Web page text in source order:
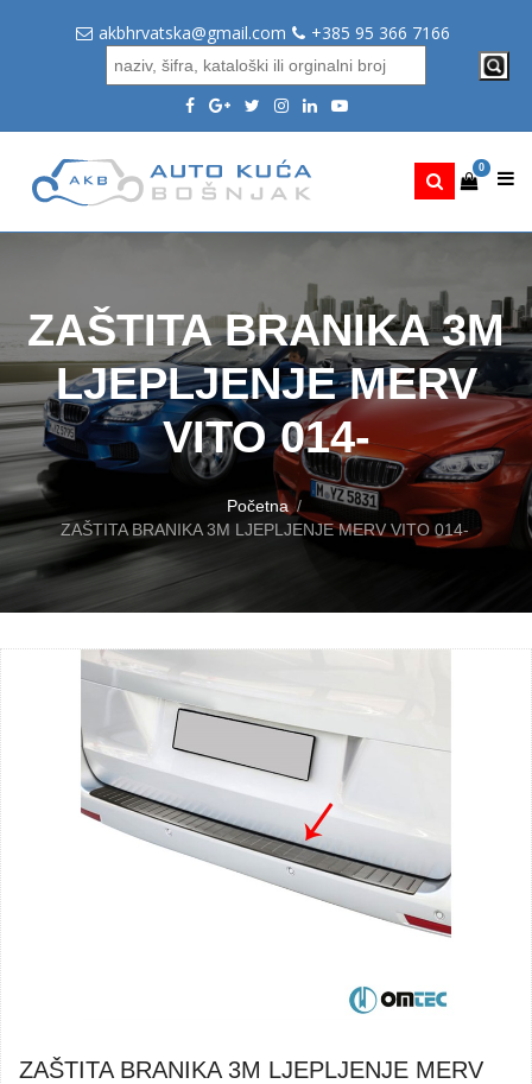
akbhrvatska@gmail.com +385 95 366 7166
0
ZAŠTITA BRANIKA 3M
LJEPLJENJE MERV
VITO 014-
Početna
ZAŠTITA BRANIKA 3M LJEPLJENJE MERV VITO 014-
ZAŠTITA BRANIKA 3M LJEPLJENJE MERV